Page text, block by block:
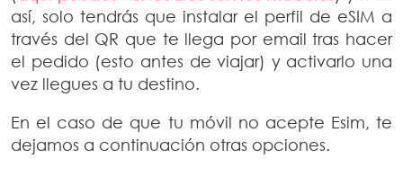
así, solo tendrás que instalar el perfil de eSIM a
través del QR que te llega por email tras hacer
el pedido (esto antes de viajar) y activarlo una
vez llegues a tu destino.
En el caso de que tu móvil no acepte Esim, te
dejamos a continuación otras opciones.